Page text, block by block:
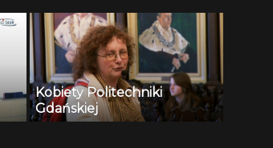
Kobiety Politechniki
Gdańskiej